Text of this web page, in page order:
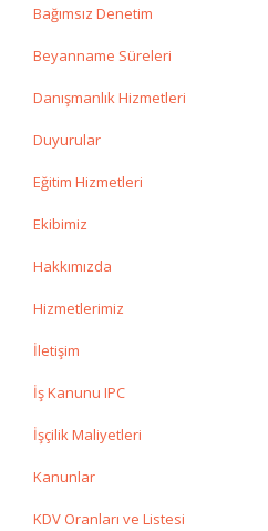
Bağımsız Denetim
Beyanname Süreleri
Danışmanlık Hizmetleri
Duyurular
Eğitim Hizmetleri
Ekibimiz
Hakkımızda
Hizmetlerimiz
İletişim
İş Kanunu IPC
İşçilik Maliyetleri
Kanunlar
KDV Oranları ve Listesi